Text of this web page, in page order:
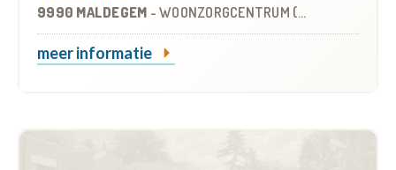
9990 MALDEGEM - WOONZORGCENTRUM (WZC)
meer informatie